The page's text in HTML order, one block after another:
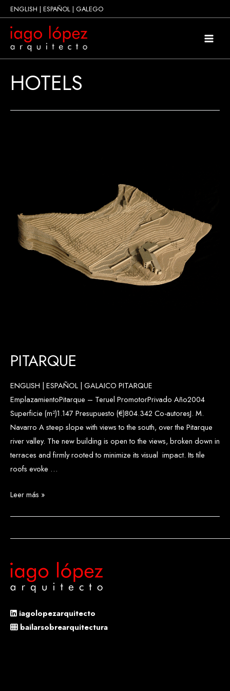
al
contenido
ENGLISH | ESPAÑOL | GALEGO
Main
HOTELS
PITARQUE
ENGLISH | ESPAÑOL | GALAICO PITARQUE
EmplazamientoPitarque – Teruel PromotorPrivado Año2004
Superficie (m²)1.147 Presupuesto (€)804.342 Co-autoresJ. M.
Navarro A steep slope with views to the south, over the Pitarque
river valley. The new building is open to the views, broken down in
terraces and firmly rooted to minimize its visual impact. Its tile
roofs evoke …
PITARQUE
Leer más »
iagolopezarquitecto
bailarsobrearquitectura